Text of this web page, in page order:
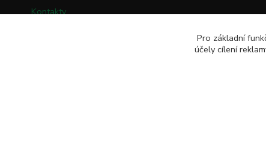
Kontakty
Pro základní
účely cílení